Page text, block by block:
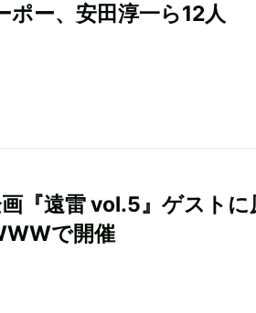
ポー、安田淳一ら12人
『遠雷 vol.5』ゲストに
で開催